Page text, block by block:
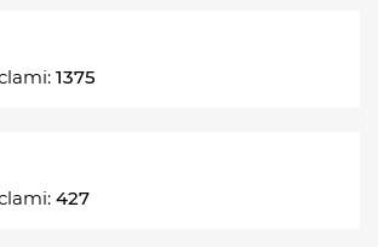
1375
427